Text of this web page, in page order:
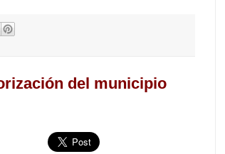
del municipio